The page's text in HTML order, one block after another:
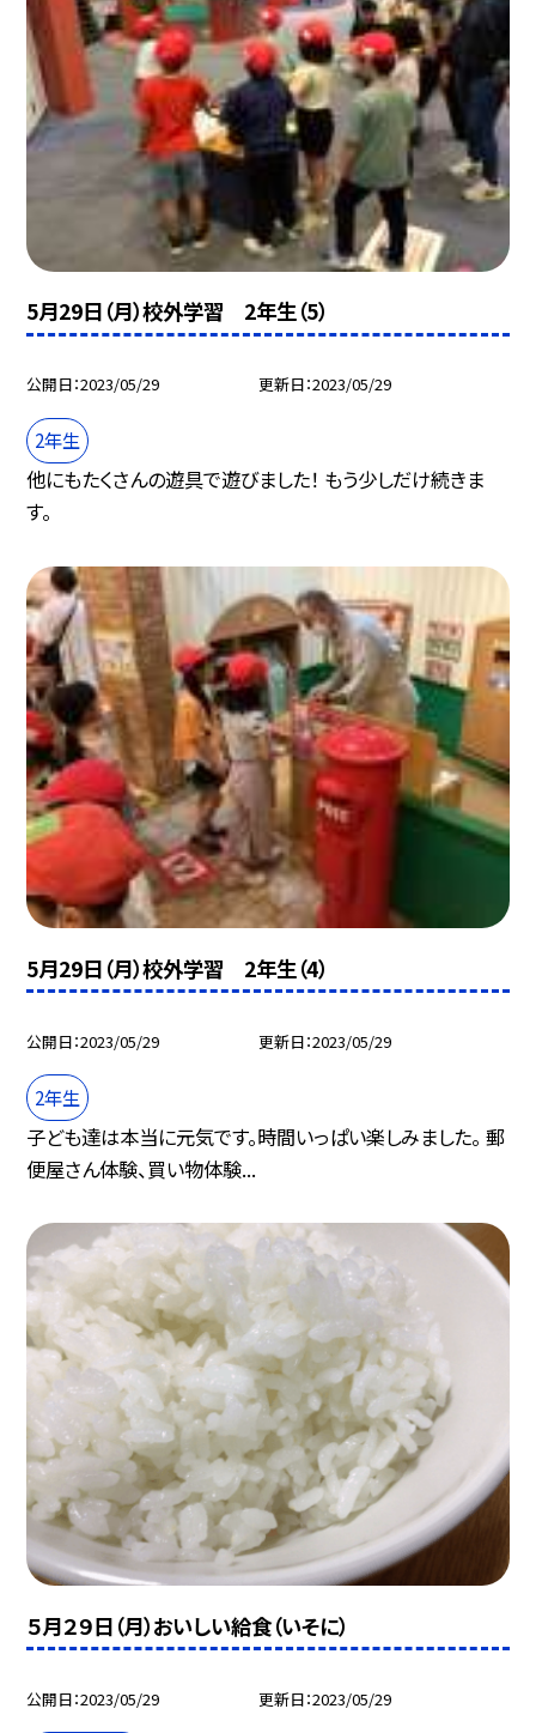
5月29日（月）校外学習 2年生（5）
公開日 2023/05/29 更新日 2023/05/29
2年生
他にもたくさんの遊具で遊びました！ もう少しだけ続きま
す。
5月29日（月）校外学習 2年生（4）
公開日 2023/05/29 更新日 2023/05/29
2年生
子ども達は本当に元気です。時間いっぱい楽しみました。 郵
便屋さん体験、買い物体験...
５月２９日（月）おいしい給食（いそに）
公開日 2023/05/29 更新日 2023/05/29